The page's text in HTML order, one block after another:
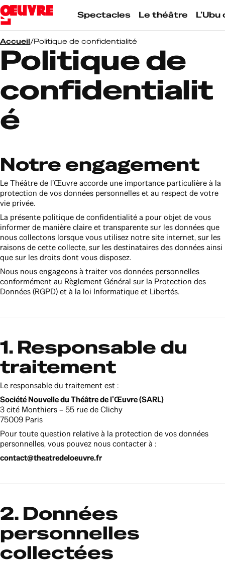
Skip
to
content
Spectacles Le théâtre
Accueil/Politique de confidentialité
Politique de
confidentialit
é
Notre engagement
Le Théâtre de l’Œuvre accorde une importance particulière à la
protection de vos données personnelles et au respect de votre
vie privée.
La présente politique de confidentialité a pour objet de vous
informer de manière claire et transparente sur les données que
nous collectons lorsque vous utilisez notre site internet, sur les
raisons de cette collecte, sur les destinataires des données ainsi
que sur les droits dont vous disposez.
Nous nous engageons à traiter vos données personnelles
conformément au Règlement Général sur la Protection des
Données (RGPD) et à la loi Informatique et Libertés.
1. Responsable du
traitement
Le responsable du traitement est :
Société Nouvelle du Théâtre de l’Œuvre (SARL)
3 cité Monthiers – 55 rue de Clichy
75009 Paris
Pour toute question relative à la protection de vos données
personnelles, vous pouvez nous contacter à :
contact@theatredeloeuvre.fr
2. Données
personnelles
collectées